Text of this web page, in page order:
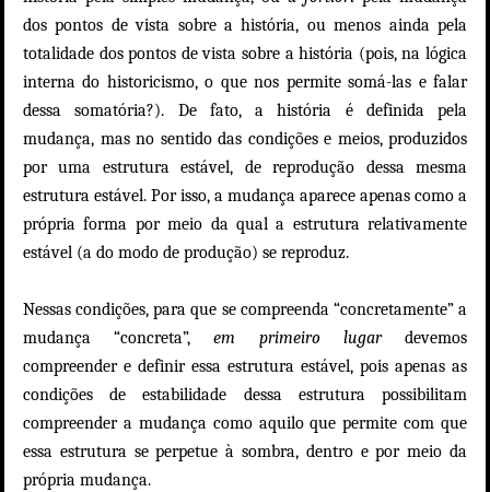
dos pontos de vista sobre a história, ou menos ainda pela
totalidade dos pontos de vista sobre a história (pois, na lógica
interna do historicismo, o que nos permite somá-las e falar
dessa somatória?). De fato, a história é definida pela
mudança, mas no sentido das condições e meios, produzidos
por uma estrutura estável, de reprodução dessa mesma
estrutura estável. Por isso, a mudança aparece apenas como a
própria forma por meio da qual a estrutura relativamente
estável (a do modo de produção) se reproduz.
Nessas condições, para que se compreenda “concretamente” a
mudança “concreta”,em primeiro lugardevemos
compreender e definir essa estrutura estável, pois apenas as
condições de estabilidade dessa estrutura possibilitam
compreender a mudança como aquilo que permite com que
essa estrutura se perpetue à sombra, dentro e por meio da
própria mudança.